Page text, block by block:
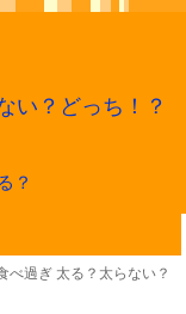
い？どっち！？
？
べ過ぎ 太る？太らない？